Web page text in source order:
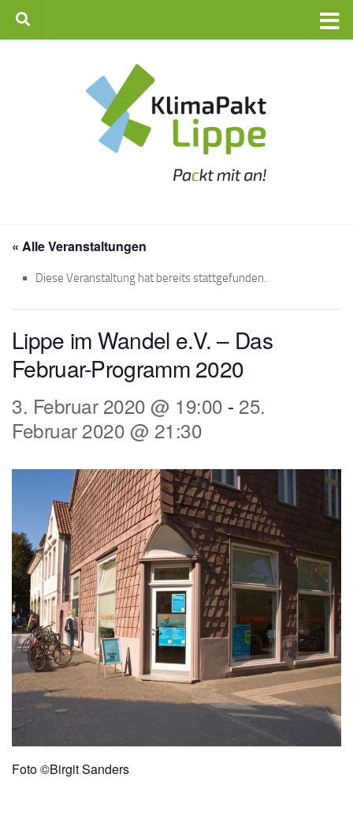
Zum Inhalt springen
« Alle Veranstaltungen
Diese Veranstaltung hat bereits stattgefunden.
Lippe im Wandel e.V. – Das
Februar-Programm 2020
3. Februar 2020 @ 19:00 - 25.
Februar 2020 @ 21:30
Foto ©Birgit Sanders